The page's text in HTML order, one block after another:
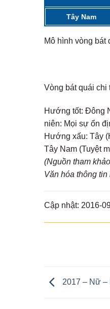
Tây Nam
Mô hình vòng bát
Vòng bát quái chi
Hướng tốt: Đông
niên: Mọi sự ổn
Hướng xấu: Tây
Tây Nam (Tuyệt
(Nguồn tham
Văn hóa thông tin
Cập nhật: 2016-
2017 – Nữ